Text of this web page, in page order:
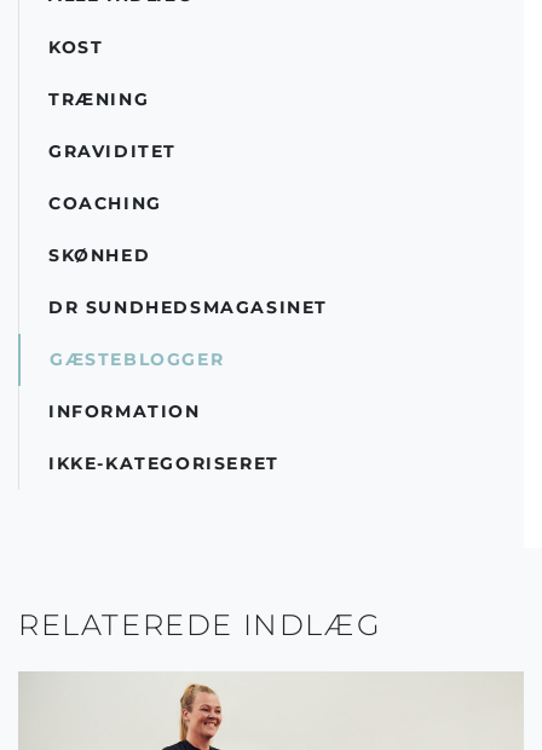
KOST
TRÆNING
GRAVIDITET
COACHING
SKØNHED
DR SUNDHEDSMAGASINET
GÆSTEBLOGGER
INFORMATION
IKKE-KATEGORISERET
RELATEREDE INDLÆG